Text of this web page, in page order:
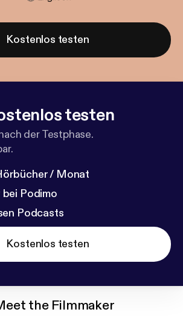
Kostenlos testen
testen
der Testphase.
/ Monat
Podimo
Podcasts
Kostenlos testen
the Filmmaker